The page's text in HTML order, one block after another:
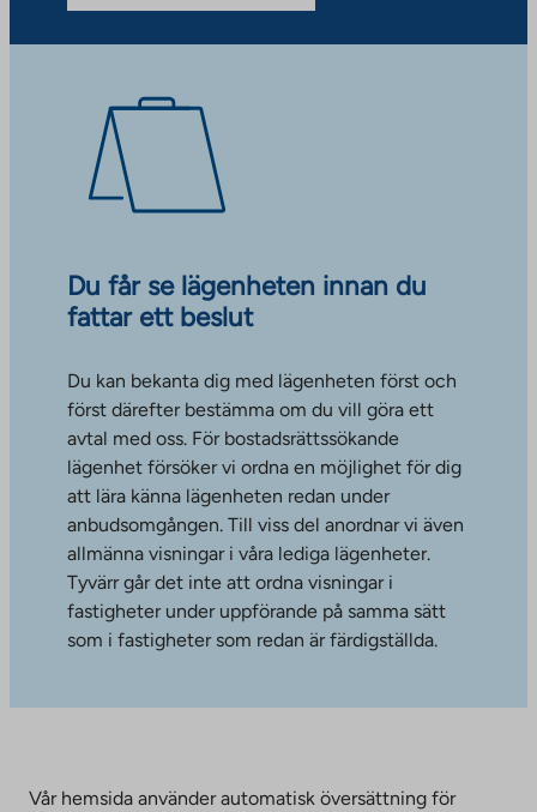
Du får se lägenheten innan du
fattar ett beslut
Du kan bekanta dig med lägenheten först och
först därefter bestämma om du vill göra ett
avtal med oss. För bostadsrättssökande
lägenhet försöker vi ordna en möjlighet för dig
att lära känna lägenheten redan under
anbudsomgången. Till viss del anordnar vi även
allmänna visningar i våra lediga lägenheter.
Tyvärr går det inte att ordna visningar i
fastigheter under uppförande på samma sätt
som i fastigheter som redan är färdigställda.
Vår hemsida använder automatisk översättning för